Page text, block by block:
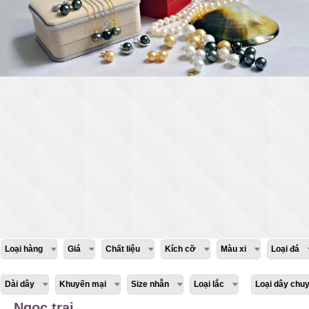
Loại hàng Giá Chất liệu Kích cỡ Màu xi Loại đá
Dài dây Khuyến mại Size nhẫn Loại lắc Loại dây